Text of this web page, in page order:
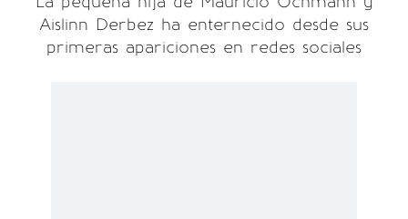
Aislinn Derbez ha enternecido desde sus
primeras apariciones en redes sociales